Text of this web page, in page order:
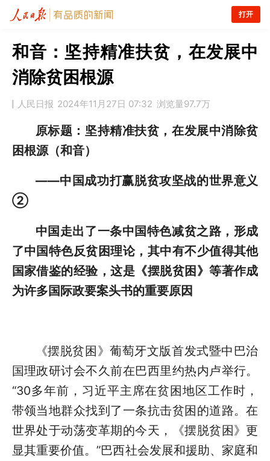
打开
和音：坚持精准扶贫，在发展中
消除贫困根源
人民日报 2024年11月27日 07:32 浏览量97.7万
原标题：坚持精准扶贫，在发展中消除贫
困根源（和音）
——中国成功打赢脱贫攻坚战的世界意义
②
中国走出了一条中国特色减贫之路，形成
了中国特色反贫困理论，其中有不少值得其他
国家借鉴的经验，这是《摆脱贫困》等著作成
为许多国际政要案头书的重要原因
《摆脱贫困》葡萄牙文版首发式暨中巴治
国理政研讨会不久前在巴西里约热内卢举行。
“30多年前，习近平主席在贫困地区工作时，
带领当地群众找到了一条抗击贫困的道路。在
世界处于动荡变革期的今天，《摆脱贫困》更
显其重要价值。”巴西社会发展和援助、家庭和